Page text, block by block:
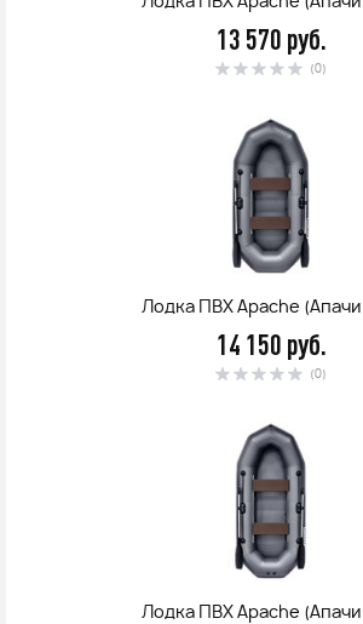
13 570 руб.
(0)
Лодка ПВХ Apache
14 150 руб.
(0)
Лодка ПВХ Apache